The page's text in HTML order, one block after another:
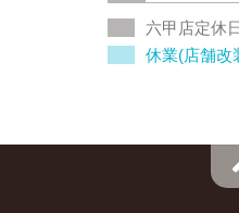
六甲店定休
休業(店舗改